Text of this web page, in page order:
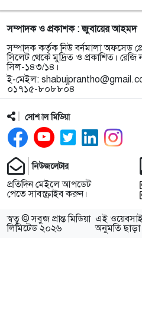
সম্পাদক ও প্রকাশক : জুবায়ের আহমদ
সম্পাদক কর্তৃক নিউ বর্নমালা অফসেড
সিলেট থেকে মুদ্রিত ও প্রকাশিত।
সিল-১৪৩/১৪।
ই-মেইল:
০১৭১৫-৮০৮৮০৪
সোশ্যাল মিডিয়া
নিউজলেটার
প্রতিদিন মেইলে আপডেট
পেতে সাবস্ক্রাইব করুন।
স্বত্ব © সবুজ প্রান্ত মিডিয়া
লিমিটেড ২০২৬
এই
অনুমতি ছাড়া